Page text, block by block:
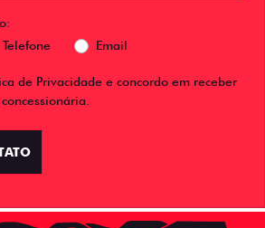
Telefone Email
de Privacidade e concordo em receber